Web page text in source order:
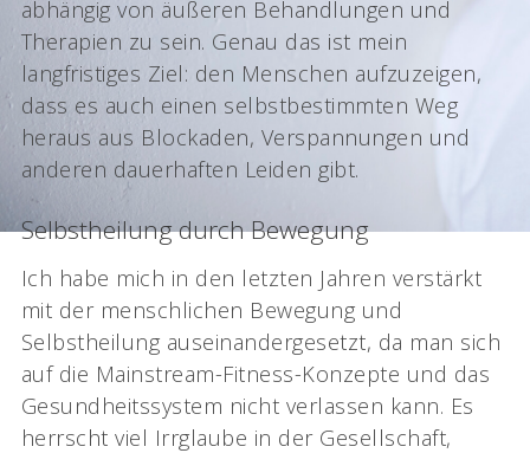
abhängig von äußeren Behandlungen und
Therapien zu sein. Genau das ist mein
langfristiges Ziel: den Menschen aufzuzeigen,
dass es auch einen selbstbestimmten Weg
heraus aus Blockaden, Verspannungen und
anderen dauerhaften Leiden gibt.
Selbstheilung durch Bewegung
Ich habe mich in den letzten Jahren verstärkt
mit der menschlichen Bewegung und
Selbstheilung auseinandergesetzt, da man sich
auf die Mainstream-Fitness-Konzepte und das
Gesundheitssystem nicht verlassen kann. Es
herrscht viel Irrglaube in der Gesellschaft,